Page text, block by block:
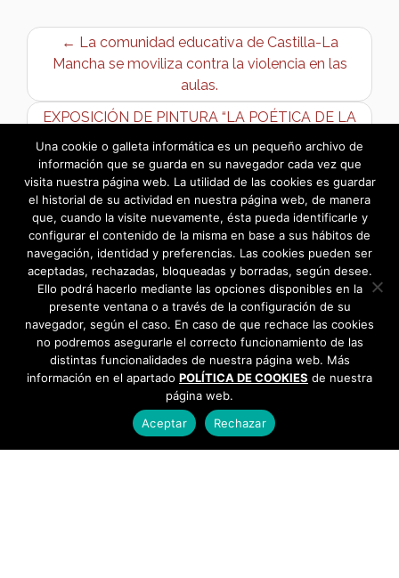
← La comunidad educativa de Castilla-La
Mancha se moviliza contra la violencia en las
aulas.
EXPOSICIÓN DE PINTURA “LA POÉTICA DE LA
DECADENCIA”, POR ANA GUTIÉRREZ →
Una cookie o galleta informática es un pequeño archivo de
información que se guarda en su navegador cada vez que
visita nuestra página web. La utilidad de las cookies es guardar
el historial de su actividad en nuestra página web, de manera
que, cuando la visite nuevamente, ésta pueda identificarle y
configurar el contenido de la misma en base a sus hábitos de
navegación, identidad y preferencias. Las cookies pueden ser
aceptadas, rechazadas, bloqueadas y borradas, según desee.
Ello podrá hacerlo mediante las opciones disponibles en la
presente ventana o a través de la configuración de su
navegador, según el caso. En caso de que rechace las cookies
no podremos asegurarle el correcto funcionamiento de las
distintas funcionalidades de nuestra página web. Más
información en el apartado POLÍTICA DE COOKIES de nuestra
página web.
Aceptar
Rechazar